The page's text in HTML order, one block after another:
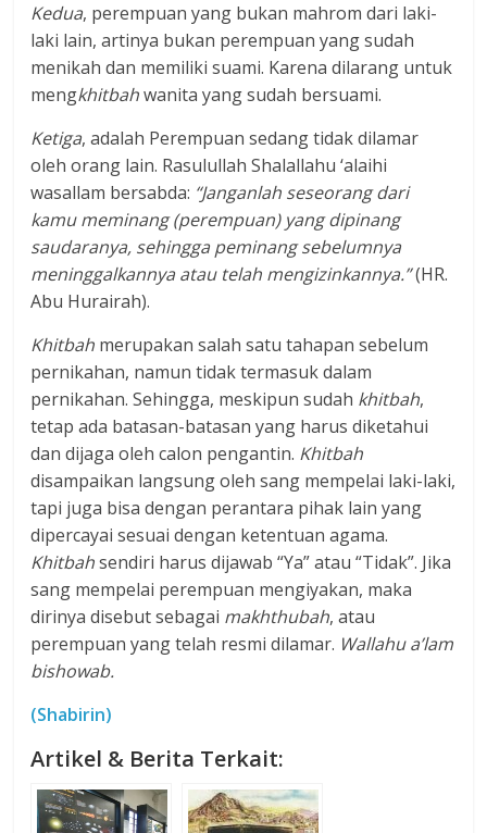
Kedua, perempuan yang bukan mahrom dari laki-
laki lain, artinya bukan perempuan yang sudah
menikah dan memiliki suami. Karena dilarang untuk
mengkhitbahwanita yang sudah bersuami.
Ketiga, adalah Perempuan sedang tidak dilamar
oleh orang lain. Rasulullah Shalallahu ‘alaihi
wasallam bersabda: “Janganlah seseorang dari
kamu meminang (perempuan) yang dipinang
saudaranya, sehingga peminang sebelumnya
meninggalkannya atau telah mengizinkannya.”(HR.
Abu Hurairah).
Khitbah merupakan salah satu tahapan sebelum
pernikahan, namun tidak termasuk dalam
pernikahan. Sehingga, meskipun sudah khitbah,
tetap ada batasan-batasan yang harus diketahui
dan dijaga oleh calon pengantin. Khitbah
disampaikan langsung oleh sang mempelai laki-laki,
tapi juga bisa dengan perantara pihak lain yang
dipercayai sesuai dengan ketentuan agama.
Khitbahsendiri harus dijawab “Ya” atau “Tidak”. Jika
sang mempelai perempuan mengiyakan, maka
dirinya disebut sebagai makhthubah, atau
perempuan yang telah resmi dilamar. Wallahu a’lam
bishowab.
(Shabirin)
Artikel & Berita Terkait: